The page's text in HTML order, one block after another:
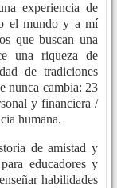
experiencia de
el mundo y a mí
que buscan una
una riqueza de
de tradiciones
nunca cambia: 23
y financiera /
humana.
de amistad y
educadores y
habilidades